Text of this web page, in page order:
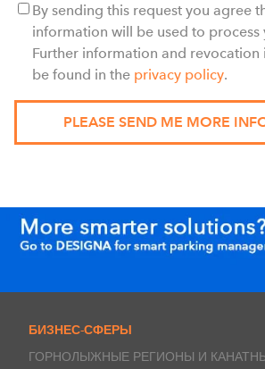
By sending this request you agree
information will be used to process
Further information and revocation
be found in the privacy policy.
БИЗНЕС-СФЕРЫ
ГОРНОЛЫЖНЫЕ РЕГИОНЫ И